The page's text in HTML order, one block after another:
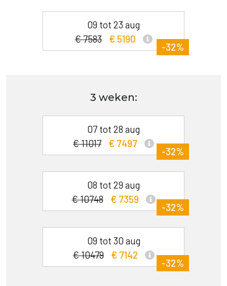
09 tot 23 aug
€ 7583
€ 5190
-32%
3 weken:
07 tot 28 aug
€ 11017
€ 7497
-32%
08 tot 29 aug
€ 10748
€ 7359
-32%
09 tot 30 aug
€ 10479
€ 7142
-32%